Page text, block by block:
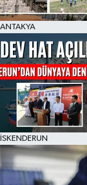
ANTAKYA
İSKENDERUN